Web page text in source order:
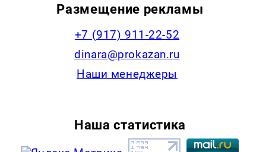
Размещение рекламы
+7 (917) 911-22-52
dinara@prokazan.ru
Наши менеджеры
Наша статистика